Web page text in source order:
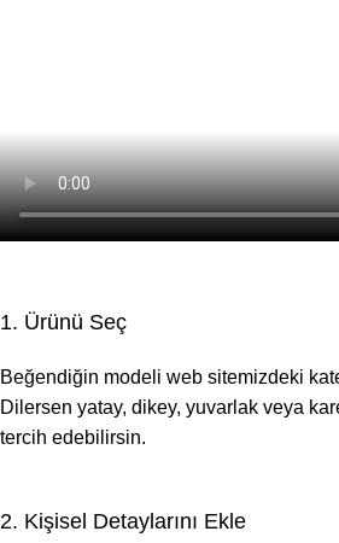
1. Ürünü Seç
Beğendiğin modeli web sitemizdeki
Dilersen yatay, dikey, yuvarlak veya
tercih edebilirsin.
2. Kişisel Detaylarını Ekle